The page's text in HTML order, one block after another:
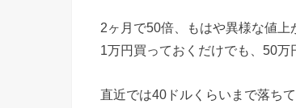
2ヶ月で50倍、もはや異様な値上
1万円買っておくだけでも、50万
直近では40ドルくらいまで落ち